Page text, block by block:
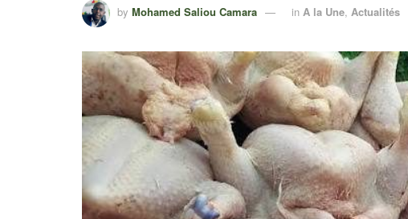
by Mohamed Saliou Camara in A la Une, Actualités